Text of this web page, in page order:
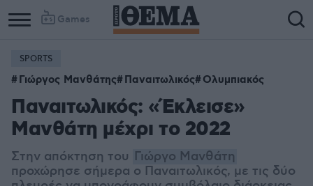
Games
Column
1
Column
2
SPORTS
Γιώργος Μανθάτης Παναιτωλικός Ολυμπιακός
Παναιτωλικός: «Έκλεισε»
Μανθάτη μέχρι το 2022
Στην απόκτηση του Γιώργο Μανθάτη
προχώρησε σήμερα ο Παναιτωλικός, με τις δύο